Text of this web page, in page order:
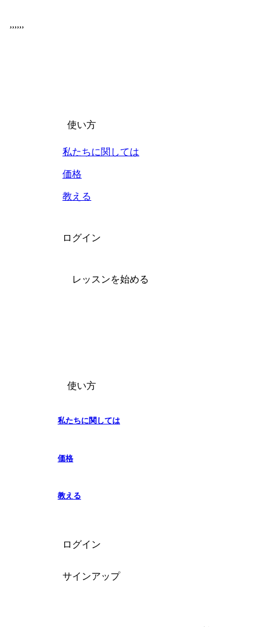
,,,,,,
使い方
私たちに関しては
価格
教える
ログイン
レッスンを始める
使い方
私たちに関しては
価格
教える
ログイン
サインアップ